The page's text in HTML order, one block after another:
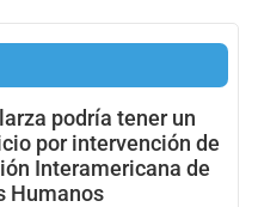
podría tener un
por intervención de
Interamericana de
Humanos